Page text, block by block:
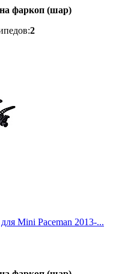
на фаркоп (шар)
2
Mini Paceman 2013-...